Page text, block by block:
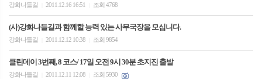
강화나들길 2011.12.16 16:51 조회 4768
(사)강화나들길과 함께할 능력 있는 사무국장을 모십니다.
강화나들길 2011.12.12 10:38 조회 9854
클린데이 3번째, 8 코스/ 17일 오전 9시 30분 초지진 출발
강화나들길 2011.12.11 12:08 조회 5930